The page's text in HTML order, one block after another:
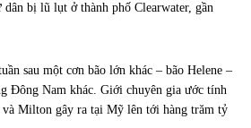
dân bị lũ lụt ở thành phố Clearwater, gần
sau một cơn bão lớn khác – bão Helene –
Đông Nam khác. Giới chuyên gia ước tính
và Milton gây ra tại Mỹ lên tới hàng trăm tỷ